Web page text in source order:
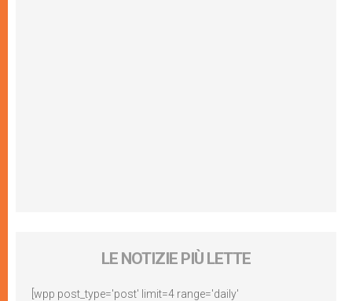
LE NOTIZIE PIÙ LETTE
[wpp post_type='post' limit=4 range='daily'